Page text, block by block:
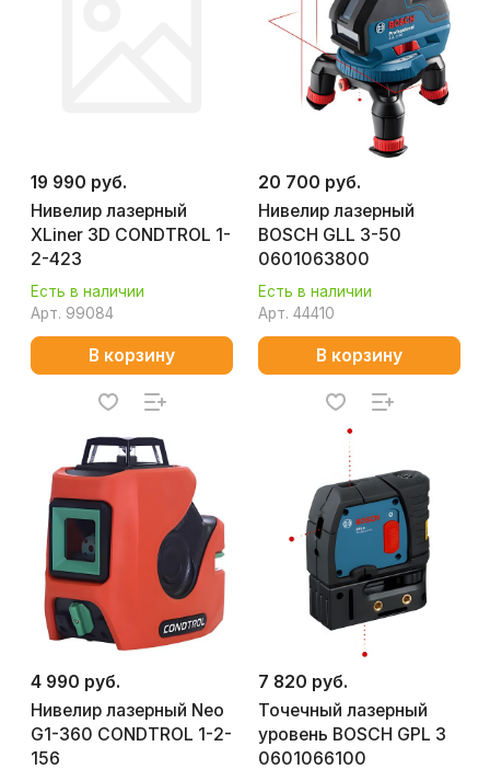
19 990 руб.
Нивелир лазерный
XLiner 3D CONDTROL 1-
2-423
Есть в наличии
Арт. 99084
В корзину
20 700 руб.
Нивелир лазерный
BOSCH GLL 3-50
0601063800
Есть в наличии
Арт. 44410
В корзину
4 990 руб.
Нивелир лазерный Neo
G1-360 CONDTROL 1-2-
156
7 820 руб.
Точечный лазерный
уровень BOSCH GPL 3
0601066100